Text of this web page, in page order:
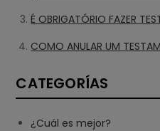
É OBRIGATÓRIO FAZER
COMO ANULAR UM
CATEGORÍAS
¿Cuál es mejor?